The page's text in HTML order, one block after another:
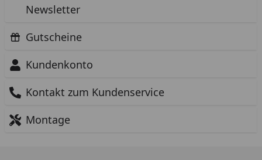
Newsletter
Gutscheine
Kundenkonto
Kontakt zum Kundenservice
Montage